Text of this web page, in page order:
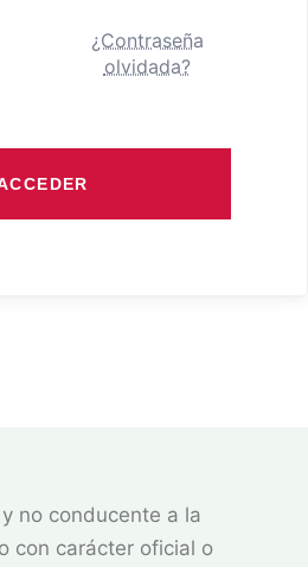
¿Contraseña
olvidada?
no conducente a la
con carácter oficial o